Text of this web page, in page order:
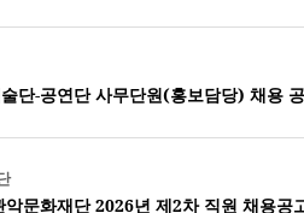
단-공연단 사무단원(홍보담당) 채용
악문화재단 2026년 제2차 직원 채용공